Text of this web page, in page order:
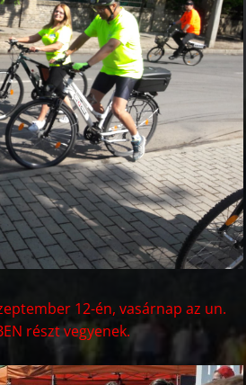
12-én, vasárnap az un.
részt vegyenek.